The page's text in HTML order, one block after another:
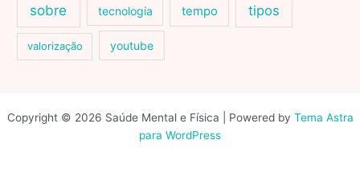
sobre tecnologia tempo tipos
valorização youtube
Copyright © 2026 Saúde Mental e Física | Powered by Tema Astra
para WordPress